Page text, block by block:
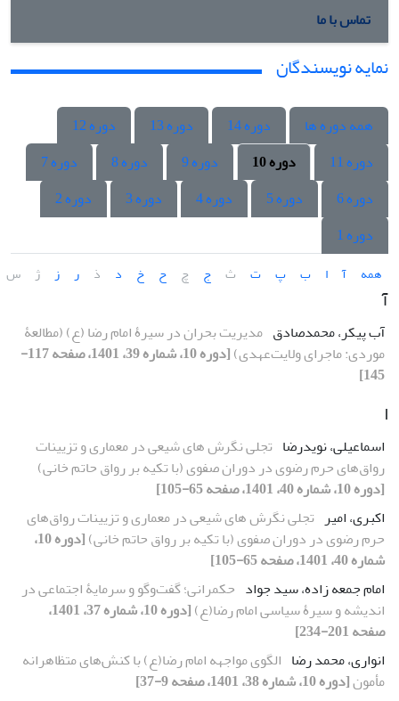
تماس با ما
نمایه نویسندگان
همه دوره ها دوره 14 دوره 13
دوره 12
دوره 11
دوره 10 دوره 9 دوره 8
دوره 7
دوره 6
دوره 5 دوره 4 دوره 3
دوره 2
دوره 1
همه آ ا ب پ ت ث ج چ ح خ د ذ ر ز ژ س
آ
آب پیکر، محمدصادق مدیریت بحران در سیرۀ امام رضا (ع) (مطالعۀ
موردی: ماجرای ولایت‌عهدی)
[دوره 10، شماره 39، 1401، صفحه 117-
145]
ا
اسماعیلی، نویدرضا تجلی نگرش های شیعی در معماری و تزیینات
رواق‌های حرم رضوی در دوران صفوی (با تکیه بر رواق حاتم خانی)
[دوره 10، شماره 40، 1401، صفحه 65-105]
اکبری، امیر تجلی نگرش های شیعی در معماری و تزیینات رواق‌های
حرم رضوی در دوران صفوی (با تکیه بر رواق حاتم خانی)
[دوره 10،
شماره 40، 1401، صفحه 65-105]
امام جمعه زاده، سید جواد حکمرانی؛ گفت‌وگو و سرمایۀ اجتماعی در
اندیشه و سیرۀ سیاسی امام رضا(ع)
[دوره 10، شماره 37، 1401،
صفحه 201-234]
انواری، محمد رضا الگوی مواجهه‌ امام رضا(ع) با کنش‌های متظاهرانه
مأمون[دوره 10، شماره 38، 1401، صفحه 9-37]